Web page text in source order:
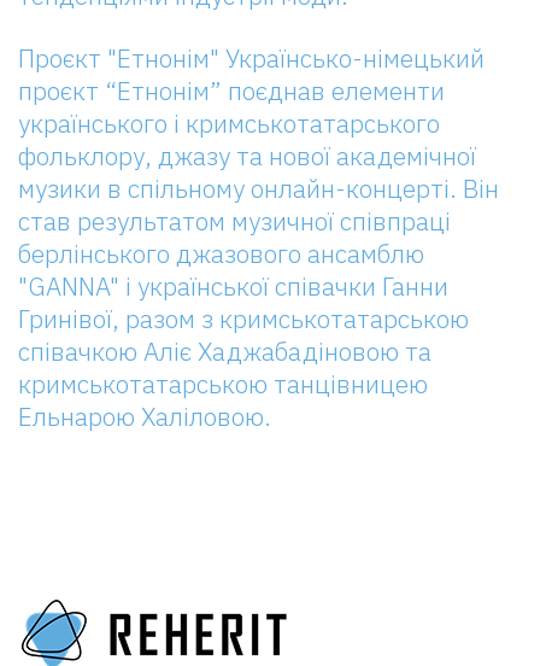
Проєкт "Етнонім" Українсько-німецький
проєкт “Етнонім” поєднав елементи
українського і кримськотатарського
фольклору, джазу та нової академічної
музики в спільному онлайн-концерті. Він
став результатом музичної співпраці
берлінського джазового ансамблю
"GANNA" і української співачки Ганни
Гринівої, разом з кримськотатарською
співачкою Аліє Хаджабадіновою та
кримськотатарською танцівницею
Ельнарою Халіловою.